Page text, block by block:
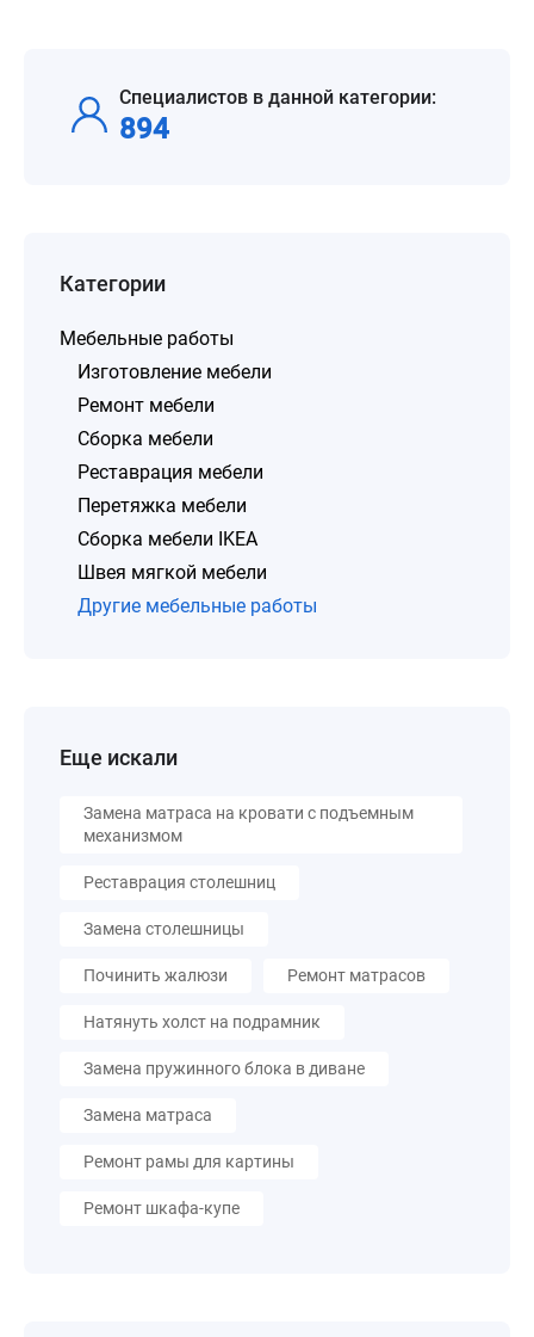
Специалистов в данной категории:
894
Категории
Мебельные работы
Изготовление мебели
Ремонт мебели
Сборка мебели
Реставрация мебели
Перетяжка мебели
Сборка мебели IKEA
Швея мягкой мебели
Другие мебельные работы
Еще искали
Замена матраса на кровати с подъемным
механизмом
Реставрация столешниц
Замена столешницы
Починить жалюзи Ремонт матрасов
Натянуть холст на подрамник
Замена пружинного блока в диване
Замена матраса
Ремонт рамы для картины
Ремонт шкафа-купе